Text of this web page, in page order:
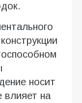
носит
влияет на